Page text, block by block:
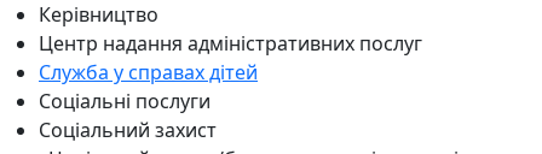
Керівництво
Центр надання адміністративних послуг
Служба у справах дітей
Соціальні послуги
Соціальний захист